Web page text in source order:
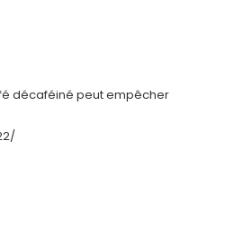
décaféiné peut empêcher
/